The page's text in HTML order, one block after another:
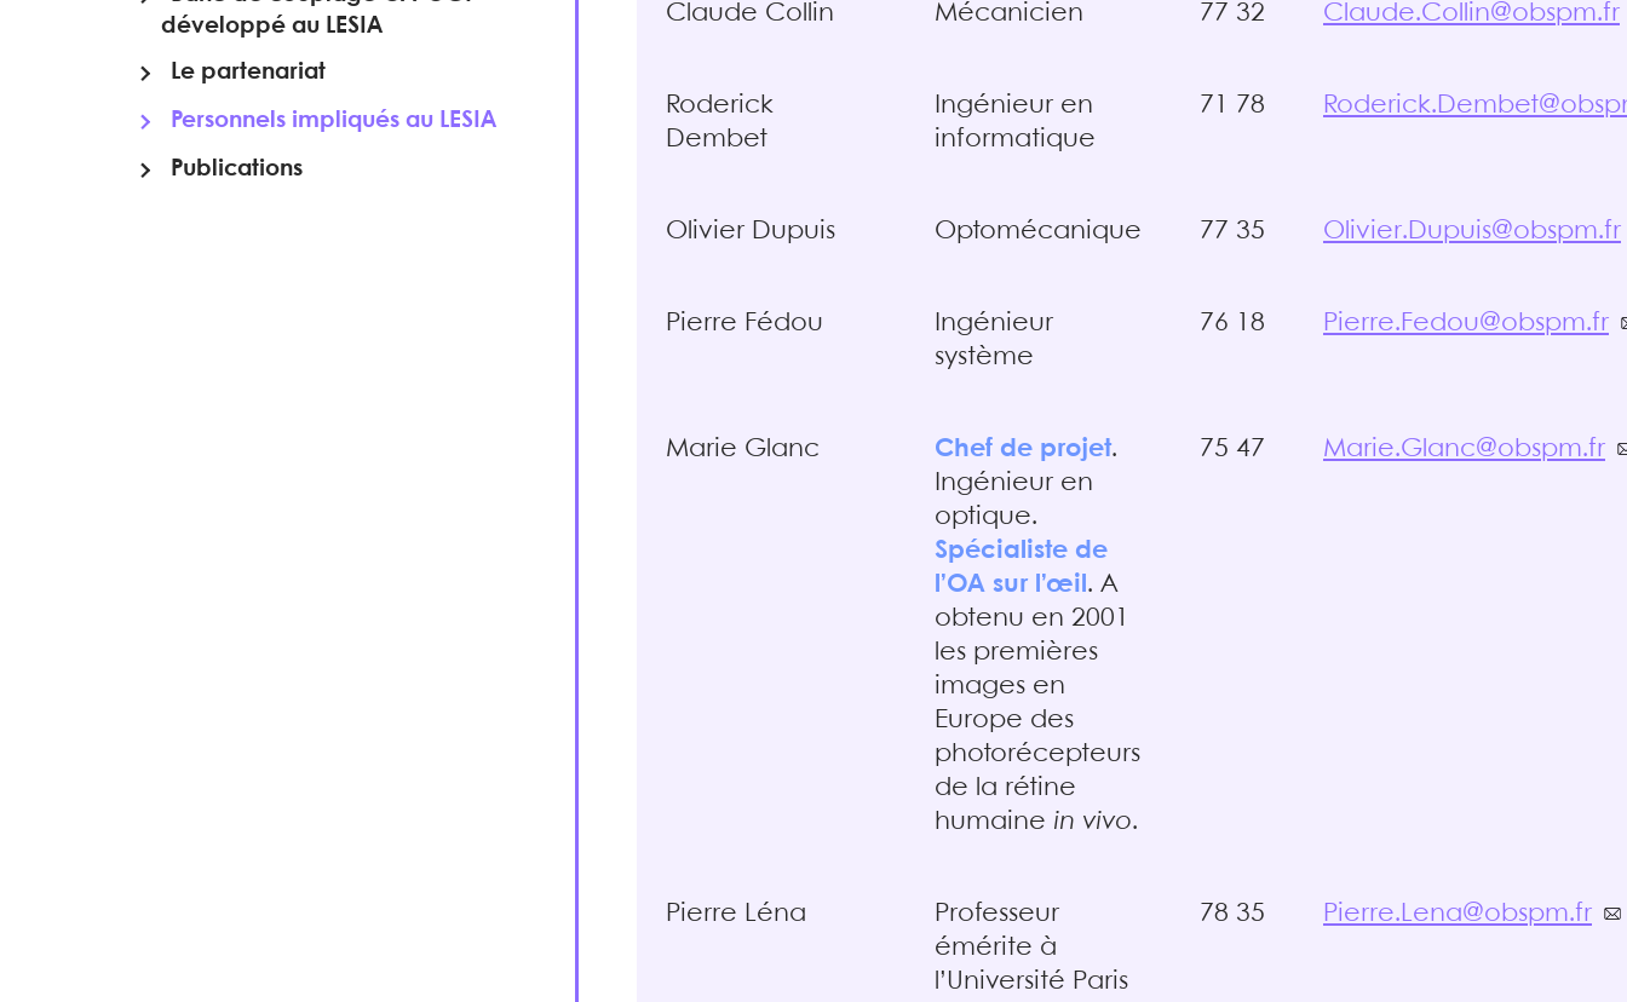
Claude Collin Mécanicien 77 32 Claude.Collin@obspm.fr
Roderick
Dembet
Ingénieur en
informatique
71 78
Olivier Dupuis Optomécanique 77 35 Olivier.Dupuis@obspm.fr
Pierre Fédou
Ingénieur
système
76 18 Pierre.Fedou@obspm.fr
Marie Glanc Chef de projet.
Ingénieur en
optique.
Spécialiste de
l’OA sur l’œil . A
obtenu en 2001
les premières
images en
Europe des
photorécepteurs
de la rétine
humaine in vivo.
75 47 Marie.Glanc@obspm.fr
Pierre Léna
Professeur
émérite à
l’Université Paris
78 35 Pierre.Lena@obspm.fr
développé au LESIA
Le partenariat
Personnels impliqués au LESIA
Publications